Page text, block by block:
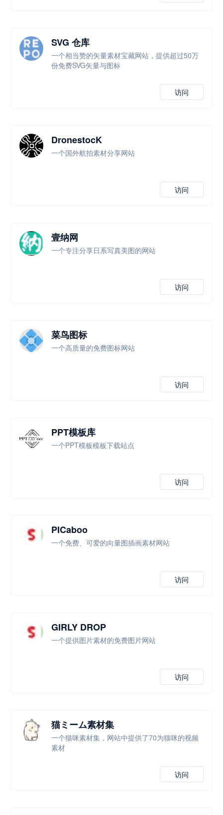
SVG 仓库
一个相当赞的矢量素材宝藏网站，提供超过50万
份免费SVG矢量与图标
访问
DronestocK
一个国外航拍素材分享网站
访问
壹纳网
一个专注分享日系写真美图的网站
访问
菜鸟图标
一个高质量的免费图标网站
访问
PPT模板库
一个PPT模板模板下载站点
访问
PICaboo
一个免费、可爱的向量图插画素材网站
访问
GIRLY DROP
一个提供图片素材的免费图片网站
访问
猫ミーム素材集
一个猫咪素材集，网站中提供了70为猫咪的视频
素材
访问